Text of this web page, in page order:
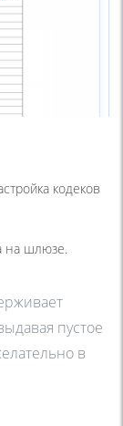
кодеков
на шлюзе.
пустое
в